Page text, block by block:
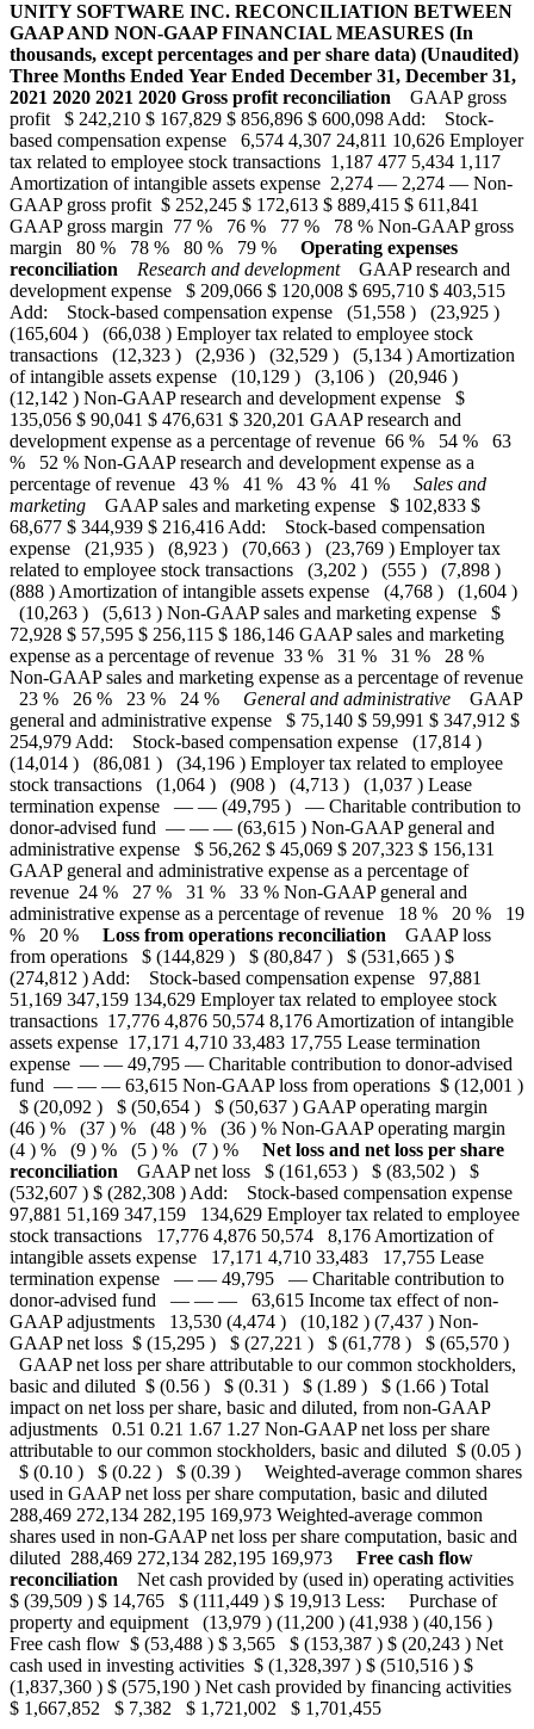
UNITY SOFTWARE INC. RECONCILIATION BETWEEN
GAAP AND NON-GAAP FINANCIAL MEASURES (In
thousands, except percentages and per share data) (Unaudited)
Three Months Ended Year Ended December 31, December 31,
2021 2020 2021 2020 Gross profit reconciliation GAAP gross
profit $ 242,210 $ 167,829 $ 856,896 $ 600,098 Add: Stock-
based compensation expense 6,574 4,307 24,811 10,626 Employer
tax related to employee stock transactions 1,187 477 5,434 1,117
Amortization of intangible assets expense 2,274 — 2,274 — Non-
GAAP gross profit $ 252,245 $ 172,613 $ 889,415 $ 611,841
GAAP gross margin 77 % 76 % 77 % 78 % Non-GAAP gross
margin 80 % 78 % 80 % 79 % Operating expenses
reconciliation
Research and developmentGAAP research and
development expense $ 209,066 $ 120,008 $ 695,710 $ 403,515
Add: Stock-based compensation expense (51,558 ) (23,925 )
(165,604 ) (66,038 ) Employer tax related to employee stock
transactions (12,323 ) (2,936 ) (32,529 ) (5,134 ) Amortization
of intangible assets expense (10,129 ) (3,106 ) (20,946 )
(12,142 ) Non-GAAP research and development expense $
135,056 $ 90,041 $ 476,631 $ 320,201 GAAP research and
development expense as a percentage of revenue 66 % 54 % 63
% 52 % Non-GAAP research and development expense as a
percentage of revenue 43 % 41 % 43 % 41 % Sales and
marketing GAAP sales and marketing expense $ 102,833 $
68,677 $ 344,939 $ 216,416 Add: Stock-based compensation
expense (21,935 ) (8,923 ) (70,663 ) (23,769 ) Employer tax
related to employee stock transactions (3,202 ) (555 ) (7,898 )
(888 ) Amortization of intangible assets expense (4,768 ) (1,604 )
(10,263 ) (5,613 ) Non-GAAP sales and marketing expense $
72,928 $ 57,595 $ 256,115 $ 186,146 GAAP sales and marketing
expense as a percentage of revenue 33 % 31 % 31 % 28 %
Non-GAAP sales and marketing expense as a percentage of revenue
23 % 26 % 23 % 24 % General and administrative GAAP
general and administrative expense $ 75,140 $ 59,991 $ 347,912 $
254,979 Add: Stock-based compensation expense (17,814 )
(14,014 ) (86,081 ) (34,196 ) Employer tax related to employee
stock transactions (1,064 ) (908 ) (4,713 ) (1,037 ) Lease
termination expense — — (49,795 ) — Charitable contribution to
donor-advised fund — — — (63,615 ) Non-GAAP general and
administrative expense $ 56,262 $ 45,069 $ 207,323 $ 156,131
GAAP general and administrative expense as a percentage of
revenue 24 % 27 % 31 % 33 % Non-GAAP general and
administrative expense as a percentage of revenue 18 % 20 % 19
% 20 % Loss from operations reconciliation GAAP loss
from operations $ (144,829 ) $ (80,847 ) $ (531,665 ) $
(274,812 ) Add: Stock-based compensation expense 97,881
51,169 347,159 134,629 Employer tax related to employee stock
transactions 17,776 4,876 50,574 8,176 Amortization of intangible
assets expense 17,171 4,710 33,483 17,755 Lease termination
expense — — 49,795 — Charitable contribution to donor-advised
fund — — — 63,615 Non-GAAP loss from operations $ (12,001 )
$ (20,092 ) $ (50,654 ) $ (50,637 ) GAAP operating margin
(46 ) % (37 ) % (48 ) % (36 ) % Non-GAAP operating margin
(4 ) % (9 ) % (5 ) % (7 ) % Net loss and net loss per share
reconciliation GAAP net loss $ (161,653 ) $ (83,502 ) $
(532,607 ) $ (282,308 ) Add: Stock-based compensation expense
97,881 51,169 347,159 134,629 Employer tax related to employee
stock transactions 17,776 4,876 50,574 8,176 Amortization of
intangible assets expense 17,171 4,710 33,483 17,755 Lease
termination expense — — 49,795 — Charitable contribution to
donor-advised fund — — — 63,615 Income tax effect of non-
GAAP adjustments 13,530 (4,474 ) (10,182 ) (7,437 ) Non-
GAAP net loss $ (15,295 ) $ (27,221 ) $ (61,778 ) $ (65,570 )
GAAP net loss per share attributable to our common stockholders,
basic and diluted $ (0.56 ) $ (0.31 ) $ (1.89 ) $ (1.66 ) Total
impact on net loss per share, basic and diluted, from non-GAAP
adjustments 0.51 0.21 1.67 1.27 Non-GAAP net loss per share
attributable to our common stockholders, basic and diluted $ (0.05 )
$ (0.10 ) $ (0.22 ) $ (0.39 ) Weighted-average common shares
used in GAAP net loss per share computation, basic and diluted
288,469 272,134 282,195 169,973 Weighted-average common
shares used in non-GAAP net loss per share computation, basic and
diluted 288,469 272,134 282,195 169,973 Free cash flow
reconciliation Net cash provided by (used in) operating activities
$ (39,509 ) $ 14,765 $ (111,449 ) $ 19,913 Less: Purchase of
property and equipment (13,979 ) (11,200 ) (41,938 ) (40,156 )
Free cash flow $ (53,488 ) $ 3,565 $ (153,387 ) $ (20,243 ) Net
cash used in investing activities $ (1,328,397 ) $ (510,516 ) $
(1,837,360 ) $ (575,190 ) Net cash provided by financing activities
$ 1,667,852 $ 7,382 $ 1,721,002 $ 1,701,455